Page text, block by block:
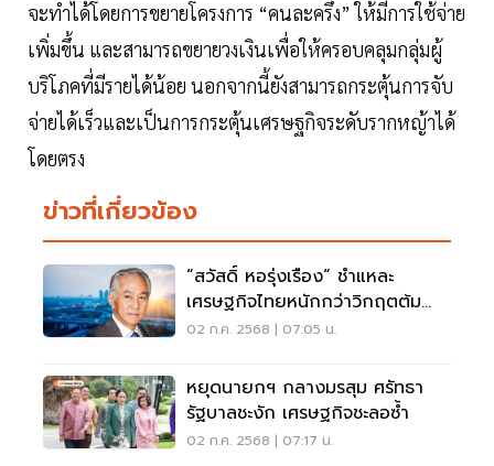
จะทำได้โดยการขยายโครงการ “คนละครึ่ง” ให้มีการใช้จ่าย
เพิ่มขึ้น และสามารถขยายวงเงินเพื่อให้ครอบคลุมกลุ่มผู้
บริโภคที่มีรายได้น้อย นอกจากนี้ยังสามารถกระตุ้นการจับ
จ่ายได้เร็วและเป็นการกระตุ้นเศรษฐกิจระดับรากหญ้าได้
โดยตรง
ข่าวที่เกี่ยวข้อง
“สวัสดิ์ หอรุ่งเรือง“ ชำแหละ
เศรษฐกิจไทยหนักกว่าวิกฤตต้มยำ
กุ้ง
02 ก.ค. 2568 | 07:05 น.
หยุดนายกฯ กลางมรสุม ศรัทธา
รัฐบาลชะงัก เศรษฐกิจชะลอซ้ำ
02 ก.ค. 2568 | 07:17 น.